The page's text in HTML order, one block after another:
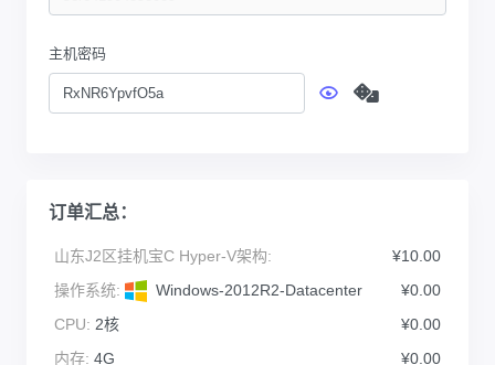
主机密码
订单汇总：
山东J2区挂机宝C Hyper-V架构:
¥10.00
操作系统:
Windows-2012R2-Datacenter
¥0.00
CPU: 2核
¥0.00
内存: 4G
¥0.00